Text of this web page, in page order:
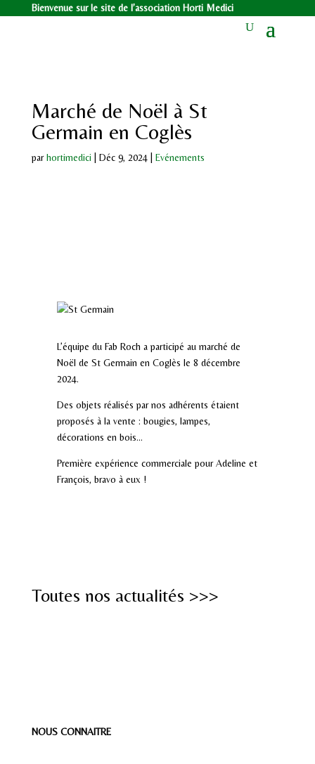
Bienvenue sur le site de l’association Horti Medici
Marché de Noël à St
Germain en Coglès
parhortimedici Déc 9, 2024| Evénements
L’équipe du Fab Roch a participé au marché de
Noël de St Germain en Coglès le 8 décembre
2024.
Des objets réalisés par nos adhérents étaient
proposés à la vente : bougies, lampes,
décorations en bois…
Première expérience commerciale pour Adeline et
François, bravo à eux !
Toutes nos actualités >>>
NOUS CONNAITRE